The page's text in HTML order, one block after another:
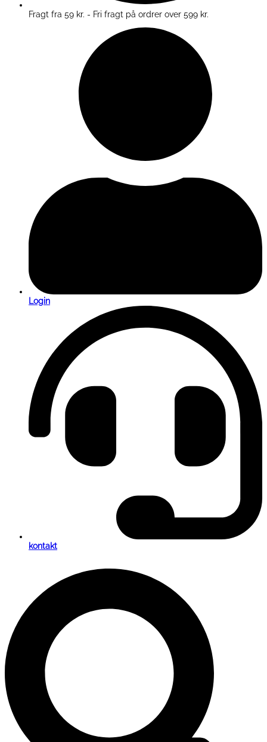
Fragt fra 59 kr. - Fri fragt på ordrer over 599 kr.
Login
kontakt